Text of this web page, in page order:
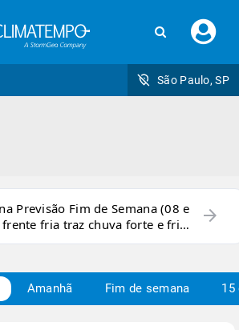
seu
São Paulo, SP
Previsão Fim de Semana (08 e
fria traz chuva forte e frio
país
arrow_forward
Amanhã Fim de semana 15